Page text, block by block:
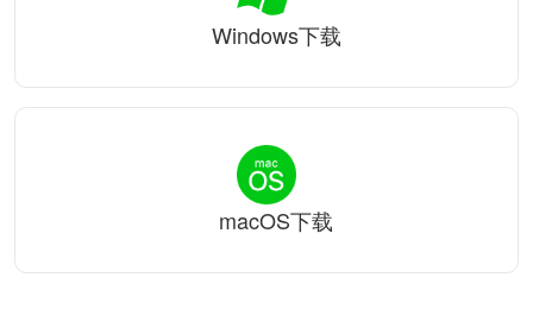
Windows下载
macOS下载